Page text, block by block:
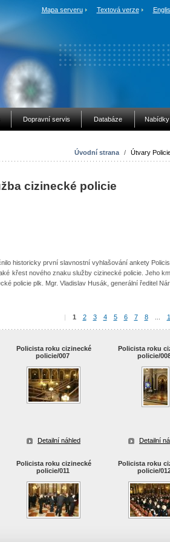
Mapa serveru Textová verze
Dopravní servis Databáze
Úvodní strana / Útvary
cizinecké policie
historicky první slavnostní vyhlašování ankety
křest nového znaku služby cizinecké policie. Jeho
policie plk. Mgr. Vladislav Husák, generální ředitel
| 1 2 3 4 5 6 7 8
Policista roku cizinecké
policie/007
Detailní náhled
Policista roku
policie/
Detailní
Policista roku cizinecké
policie/011
Policista roku
policie/